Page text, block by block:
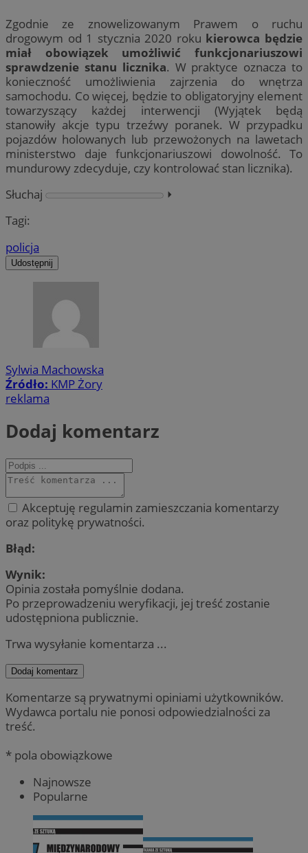
Zgodnie ze znowelizowanym Prawem o ruchu
drogowym od 1 stycznia 2020 roku kierowca będzie
miał obowiązek umożliwić funkcjonariuszowi
sprawdzenie stanu licznika. W praktyce oznacza to
konieczność umożliwienia zajrzenia do wnętrza
samochodu. Co więcej, będzie to obligatoryjny element
towarzyszący każdej interwencji (Wyjątek będą
stanowiły akcje typu trzeźwy poranek. W przypadku
pojazdów holowanych lub przewożonych na lawetach
ministerstwo daje funkcjonariuszowi dowolność. To
mundurowy zdecyduje, czy kontrolować stan licznika).
Słuchaj
⏵︎
Tagi:
policja
Udostępnij
Sylwia Machowska
Źródło: KMP Żory
reklama
Dodaj komentarz
Akceptuję regulamin zamieszczania komentarzy
oraz politykę prywatności.
Błąd:
Wynik:
Opinia została pomyślnie dodana.
Po przeprowadzeniu weryfikacji, jej treść zostanie
udostępniona publicznie.
Trwa wysyłanie komentarza ...
Dodaj komentarz
Komentarze są prywatnymi opiniami użytkowników.
Wydawca portalu nie ponosi odpowiedzialności za
treść.
* pola obowiązkowe
Najnowsze
Popularne